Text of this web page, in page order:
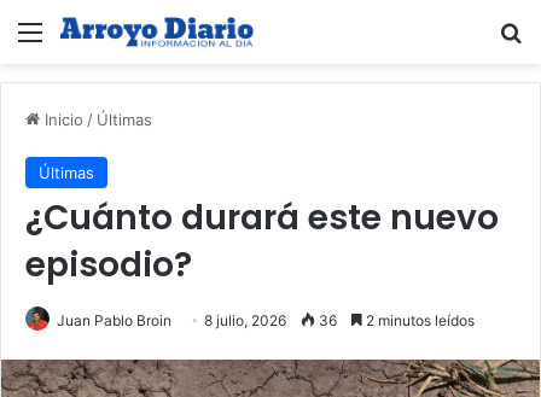
Menú
Inicio / Últimas
Últimas
¿Cuánto durará este nuevo
episodio?
Juan Pablo Broin 8 julio, 2026 36 2 minutos leídos